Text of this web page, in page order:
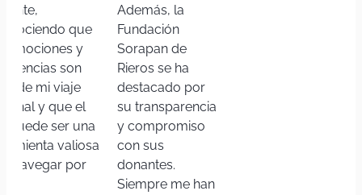
que
emociones y
son
de mi viaje
y que el
puede ser una
valiosa
navegar por
Además, la
Fundación
Sorapan de
Rieros se ha
destacado por
su transparencia
y compromiso
con sus
donantes.
Siempre me han